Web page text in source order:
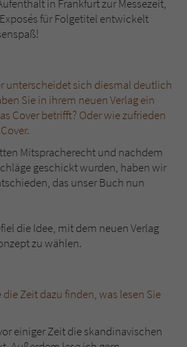
in Frankfurt zur Messezeit,
für Folgetitel entwickelt
unterscheidet sich diesmal deutlich
Sie in ihrem neuen Verlag ein
Cover betrifft? Oder wie zufrieden
Mitspracherecht und nachdem
geschickt wurden, haben wir
das unser Buch nun
die Idee, mit dem neuen Verlag
zu wählen.
die Zeit dazu finden, was lesen Sie
einiger Zeit die skandinavischen